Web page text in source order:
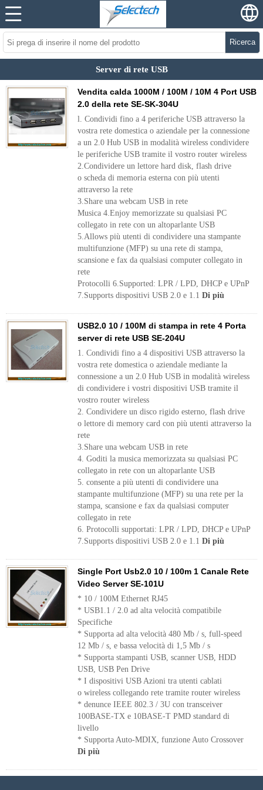
Ricerca
Server di rete USB
Vendita calda 1000M / 100M / 10M 4 Port USB
2.0 della rete SE-SK-304U
l. Condividi fino a 4 periferiche USB attraverso la
vostra rete domestica o aziendale per la connessione
a un 2.0 Hub USB in modalità wireless condividere
le periferiche USB tramite il vostro router wireless
2.Condividere un lettore hard disk, flash drive
o scheda di memoria esterna con più utenti
attraverso la rete
3.Share una webcam USB in rete
Musica 4.Enjoy memorizzate su qualsiasi PC
collegato in rete con un altoparlante USB
5.Allows più utenti di condividere una stampante
multifunzione (MFP) su una rete di stampa,
scansione e fax da qualsiasi computer collegato in
rete
Protocolli 6.Supported: LPR / LPD, DHCP e UPnP
7.Supports dispositivi USB 2.0 e 1.1 Di più
USB2.0 10 / 100M di stampa in rete 4 Porta
server di rete USB SE-204U
1. Condividi fino a 4 dispositivi USB attraverso la
vostra rete domestica o aziendale mediante la
connessione a un 2.0 Hub USB in modalità wireless
di condividere i vostri dispositivi USB tramite il
vostro router wireless
2. Condividere un disco rigido esterno, flash drive
o lettore di memory card con più utenti attraverso la
rete
3.Share una webcam USB in rete
4. Goditi la musica memorizzata su qualsiasi PC
collegato in rete con un altoparlante USB
5. consente a più utenti di condividere una
stampante multifunzione (MFP) su una rete per la
stampa, scansione e fax da qualsiasi computer
collegato in rete
6. Protocolli supportati: LPR / LPD, DHCP e UPnP
7.Supports dispositivi USB 2.0 e 1.1 Di più
Single Port Usb2.0 10 / 100m 1 Canale Rete
Video Server SE-101U
* 10 / 100M Ethernet RJ45
* USB1.1 / 2.0 ad alta velocità compatibile
Specifiche
* Supporta ad alta velocità 480 Mb / s, full-speed
12 Mb / s, e bassa velocità di 1,5 Mb / s
* Supporta stampanti USB, scanner USB, HDD
USB, USB Pen Drive
* I dispositivi USB Azioni tra utenti cablati
o wireless collegando rete tramite router wireless
* denunce IEEE 802.3 / 3U con transceiver
100BASE-TX e 10BASE-T PMD standard di
livello
* Supporta Auto-MDIX, funzione Auto Crossover
Di più